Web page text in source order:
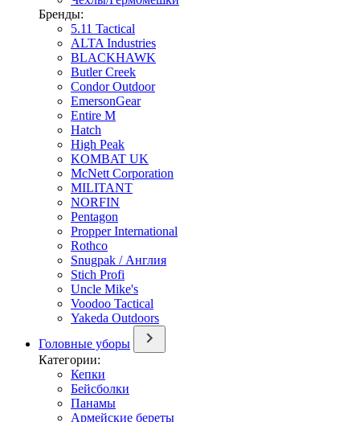
Бренды:
5.11 Tactical
ALTA Industries
BLACKHAWK
Butler Creek
Condor Outdoor
EmersonGear
Entire M
Hatch
High Peak
KOMBAT UK
McNett Corporation
MILITANT
NORFIN
Pentagon
Propper International
Rothco
Snugpak / Англия
Stich Profi
Uncle Mike's
Voodoo Tactical
Yakeda Outdoors
Головные уборы
Категории:
Кепки
Бейсболки
Панамы
Армейские береты